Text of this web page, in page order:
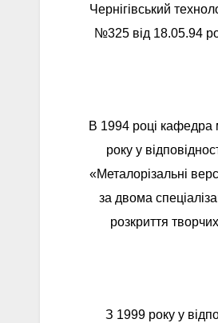
Чернігівський
№325 від 18.05.94
В 1994 році кафедра
року у
«Металорізальні
за двома
розкриття
З 1999 року у